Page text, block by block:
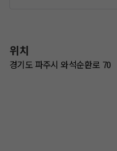
위치
경기도 파주시 와석순환로 70